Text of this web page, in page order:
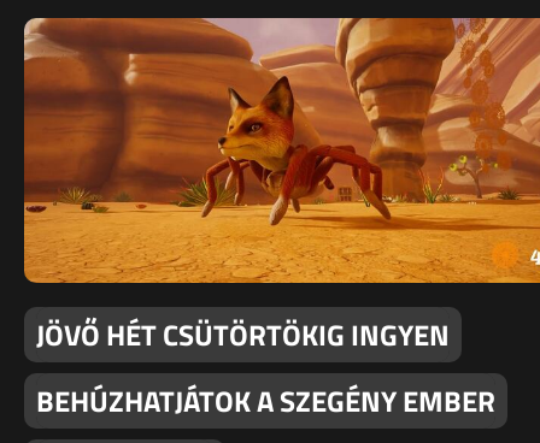
JÖVŐ HÉT CSÜTÖRTÖKIG INGYEN
BEHÚZHATJÁTOK A SZEGÉNY EMBER